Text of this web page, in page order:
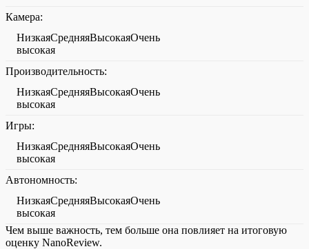
Камера:
НизкаяСредняяВысокаяОчень
высокая
Производительность:
НизкаяСредняяВысокаяОчень
высокая
Игры:
НизкаяСредняяВысокаяОчень
высокая
Автономность:
НизкаяСредняяВысокаяОчень
высокая
Чем выше важность, тем больше она повлияет на итоговую
оценку NanoReview.